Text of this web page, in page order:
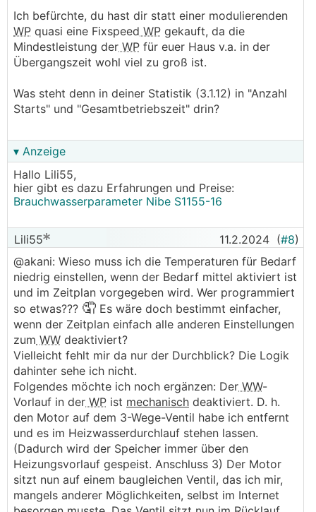
Ich befürchte, du hast dir statt einer modulierenden
WP quasi eine Fixspeed WP gekauft, da die
Mindestleistung der WP für euer Haus v.a. in der
Übergangszeit wohl viel zu groß ist.
Was steht denn in deiner Statistik (3.1.12) in "Anzahl
Starts" und "Gesamtbetriebszeit" drin?
▾ Anzeige
Hallo Lili55,
hier gibt es dazu Erfahrungen und Preise:
Brauchwasserparameter Nibe S1155-16
Lili55 11.2.2024 (#8)
@akani: Wieso muss ich die Temperaturen für Bedarf
niedrig einstellen, wenn der Bedarf mittel aktiviert ist
und im Zeitplan vorgegeben wird. Wer programmiert
so etwas??? 🤦 Es wäre doch bestimmt einfacher,
wenn der Zeitplan einfach alle anderen Einstellungen
zum WW deaktiviert?
Vielleicht fehlt mir da nur der Durchblick? Die Logik
dahinter sehe ich nicht.
Folgendes möchte ich noch ergänzen: Der WW-
Vorlauf in der WP ist mechanisch deaktiviert. D. h.
den Motor auf dem 3-Wege-Ventil habe ich entfernt
und es im Heizwasserdurchlauf stehen lassen.
(Dadurch wird der Speicher immer über den
Heizungsvorlauf gespeist. Anschluss 3) Der Motor
sitzt nun auf einem baugleichen Ventil, das ich mir,
mangels anderer Möglichkeiten, selbst im Internet